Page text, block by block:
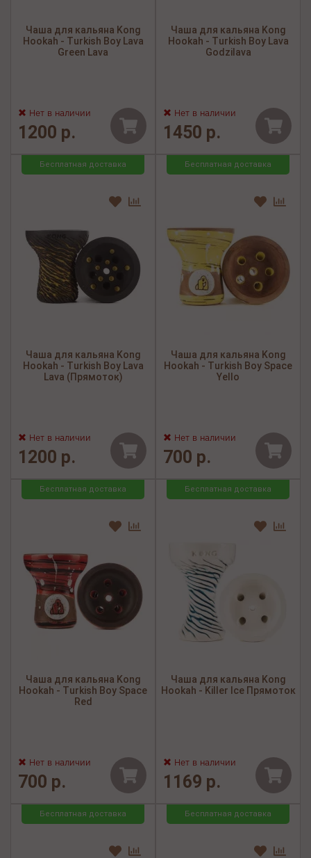
Чаша для кальяна Kong
Hookah - Turkish Boy Lava
Green Lava
Нет в наличии
1200 р.
Чаша для кальяна Kong
Hookah - Turkish Boy Lava
Godzilava
Нет в наличии
1450 р.
Бесплатная доставка
Чаша для кальяна Kong
Hookah - Turkish Boy Lava
Lava (Прямоток)
Нет в наличии
1200 р.
Бесплатная доставка
Чаша для кальяна Kong
Hookah - Turkish Boy Space
Yello
Нет в наличии
700 р.
Бесплатная доставка
Чаша для кальяна Kong
Hookah - Turkish Boy Space
Red
Нет в наличии
700 р.
Бесплатная доставка
Чаша для кальяна Kong
Hookah - Killer Ice Прямоток
Нет в наличии
1169 р.
Бесплатная доставка Бесплатная доставка